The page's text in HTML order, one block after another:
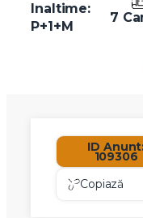
Inaltime:
P+1+M
7
ID
109306
Copiază